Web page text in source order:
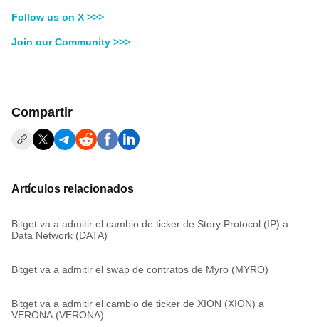
Follow us on X >>>
Join our Community >>>
Compartir
Artículos relacionados
Bitget va a admitir el cambio de ticker de Story Protocol (IP) a
Data Network (DATA)
Bitget va a admitir el swap de contratos de Myro (MYRO)
Bitget va a admitir el cambio de ticker de XION (XION) a
VERONA (VERONA)